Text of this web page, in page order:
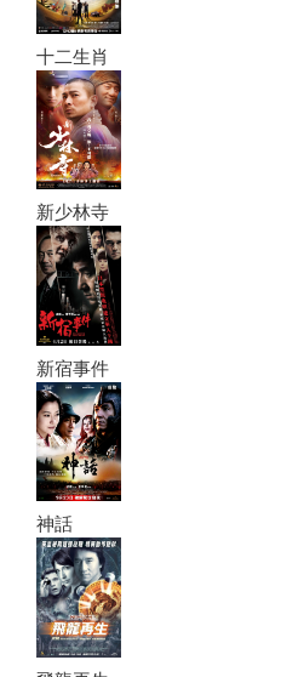
十二生肖
新少林寺
新宿事件
神話